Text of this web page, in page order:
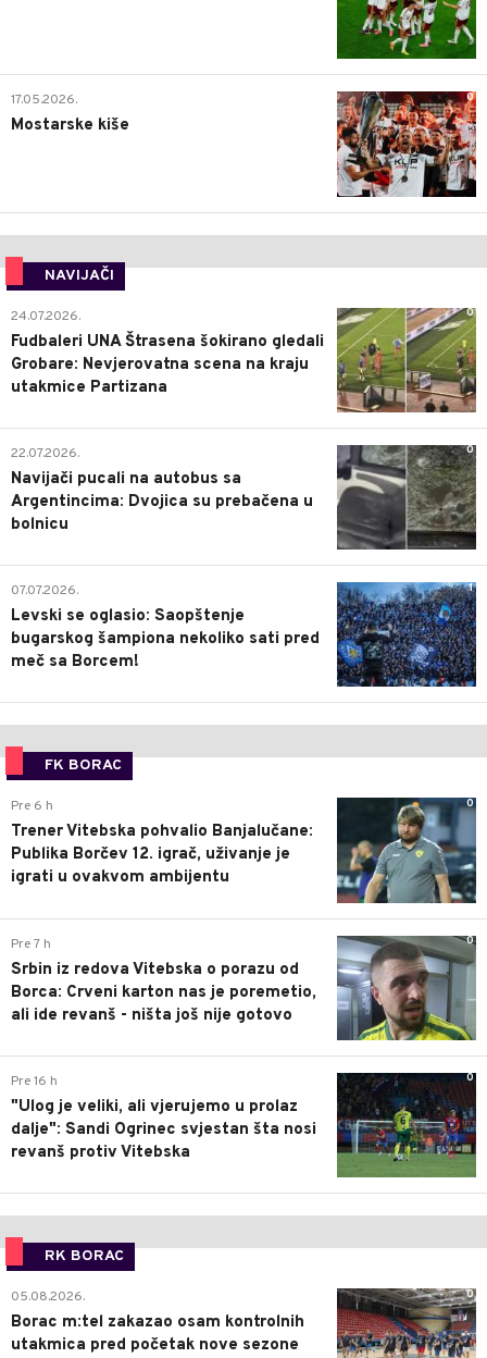
0
17.05.2026.
Mostarske kiše
NAVIJAČI
0
24.07.2026.
Fudbaleri UNA Štrasena šokirano gledali
Grobare: Nevjerovatna scena na kraju
utakmice Partizana
0
22.07.2026.
Navijači pucali na autobus sa
Argentincima: Dvojica su prebačena u
bolnicu
1
07.07.2026.
Levski se oglasio: Saopštenje
bugarskog šampiona nekoliko sati pred
meč sa Borcem!
FK BORAC
0
Pre 6 h
Trener Vitebska pohvalio Banjalučane:
Publika Borčev 12. igrač, uživanje je
igrati u ovakvom ambijentu
0
Pre 7 h
Srbin iz redova Vitebska o porazu od
Borca: Crveni karton nas je poremetio,
ali ide revanš - ništa još nije gotovo
0
Pre 16 h
"Ulog je veliki, ali vjerujemo u prolaz
dalje": Sandi Ogrinec svjestan šta nosi
revanš protiv Vitebska
RK BORAC
0
05.08.2026.
Borac m:tel zakazao osam kontrolnih
utakmica pred početak nove sezone